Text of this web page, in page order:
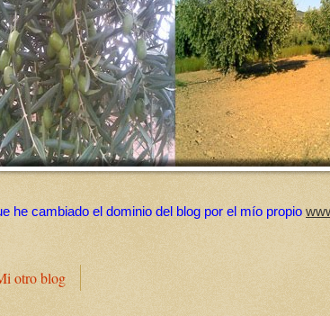
he cambiado el dominio del blog por el mío propio
otro blog